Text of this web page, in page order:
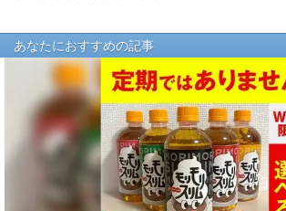
あなたにおすすめの記事